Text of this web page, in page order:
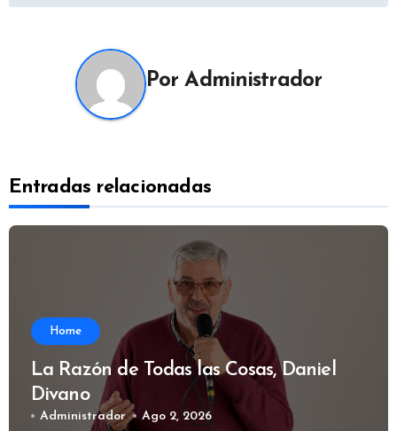
entradas
PorAdministrador
Entradas relacionadas
Home
La Razón de Todas las Cosas, Daniel
Divano
Administrador Ago 2, 2026